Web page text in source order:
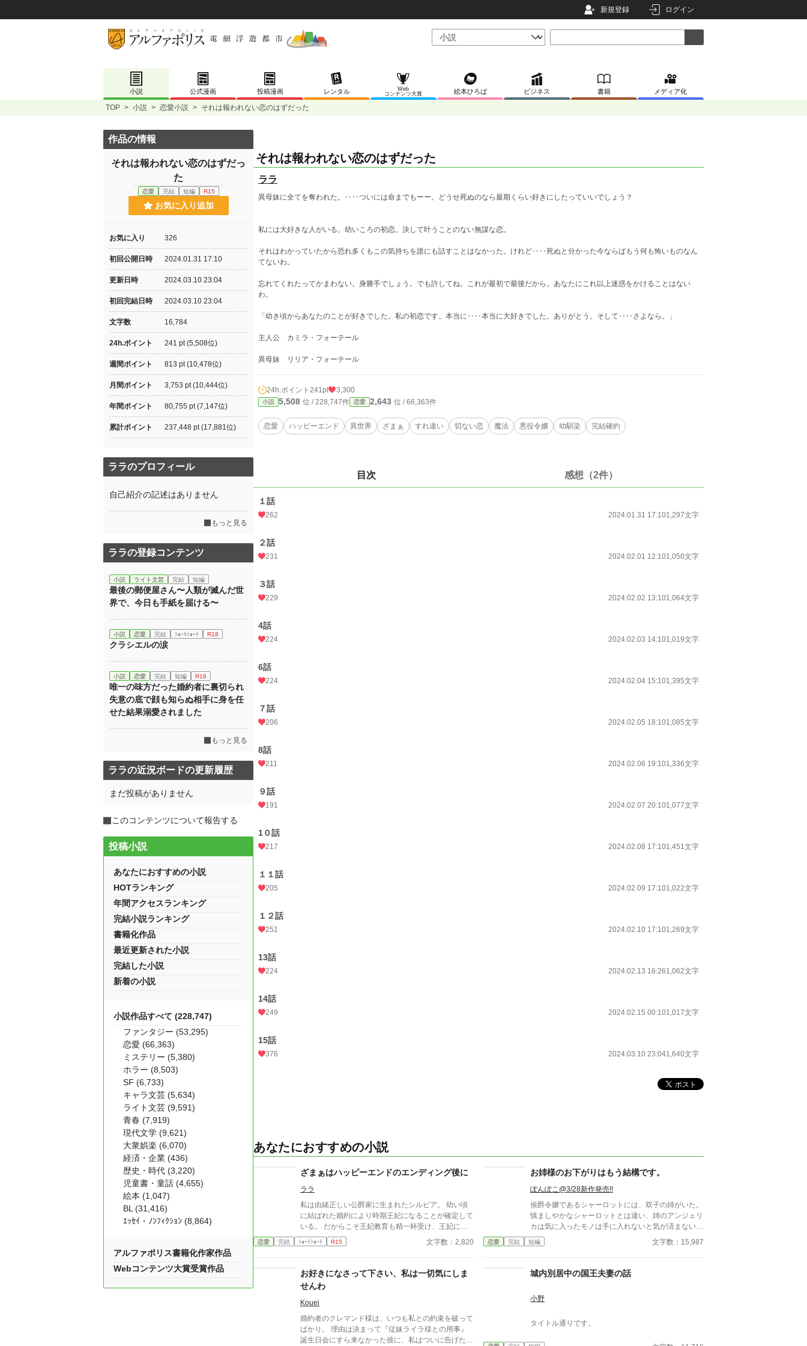
新規登録 ログイン
小説 公式漫画 投稿漫画 レンタル
Web
コンテンツ大賞
絵本ひろば ビジネス 書籍 メディア化
TOP > 小説 > 恋愛小説 > それは報われない恋のはずだった
それは報われない恋のはずだった
ララ
異母妹に全てを奪われた。‥‥ついには命までもーー。どうせ死ぬのなら最期くらい好きにしたっていいでしょう？
私には大好きな人がいる。幼いころの初恋。決して叶うことのない無謀な恋。
それはわかっていたから恐れ多くもこの気持ちを誰にも話すことはなかった。けれど‥‥死ぬと分かった今ならばもう何も怖いものなん
てないわ。
忘れてくれたってかまわない。身勝手でしょう。でも許してね。これが最初で最後だから。あなたにこれ以上迷惑をかけることはない
わ。
「幼き頃からあなたのことが好きでした。私の初恋です。本当に‥‥本当に大好きでした。ありがとう。そして‥‥さよなら。」
主人公 カミラ・フォーテール
異母妹 リリア・フォーテール
24h.ポイント 241pt 3,300
小説 5,508 位 / 228,747件 恋愛 2,643 位 / 66,363件
恋愛 ハッピーエンド 異世界 ざまぁ すれ違い 切ない恋 魔法 悪役令嬢 幼馴染 完結確約
目次 感想（2件）
１話
262 2024.01.31 17:101,297文字
２話
231 2024.02.01 12:101,050文字
３話
229 2024.02.02 13:101,064文字
4話
224 2024.02.03 14:101,019文字
6話
224 2024.02.04 15:101,395文字
７話
206 2024.02.05 18:101,085文字
8話
211 2024.02.06 19:101,336文字
９話
191 2024.02.07 20:101,077文字
1０話
217 2024.02.08 17:101,451文字
１１話
205 2024.02.09 17:101,022文字
１２話
251 2024.02.10 17:101,269文字
13話
224 2024.02.13 16:261,062文字
14話
249 2024.02.15 00:101,017文字
15話
376 2024.03.10 23:041,640文字
あなたにおすすめの小説
ざまぁはハッピーエンドのエンディング後に
ララ
私は由緒正しい公爵家に生まれたシルビア。 幼い頃
に結ばれた婚約により時期王妃になることが確定して
いる。 だからこそ王妃教育も精一杯受け、王妃にふ
さわしい振る舞いと能力を身につけた。 特に婚約者
である王太子は少し？いやかなり頭が足りないのだ。
を支える。 そんな確定した未来であったはずなのに
ある日突然破られた。 学園にピンク色の髪を持つ少
女が現れたからだ。 なんとその子は自身をヒロイ
ン？だとか言って婚約者のいるしかも王族である王太
子に馴れ馴れしく接してきた。 何度かそれを諌める
も聞く耳を持たず挙句の果てには私がいじめてくるだ
なんだ言って王太子に泣きついた。 なんと王太子は
恋愛 完結 ｼｮｰﾄｼｮｰﾄ R15 文字数：2,820
お姉様のお下がりはもう結構です。
ぽんぽこ@3/28新作発売!!
侯爵令嬢であるシャーロットには、双子の姉がいた。
慎ましやかなシャーロットとは違い、姉のアンジェリ
カは気に入ったモノは手に入れないと気が済まない強
欲な性格の持ち主。気に入った男は家に囲い込み、毎
日のように遊び呆けていた。 「王子と婚約したし、
ットに譲ってあげる」 ある日シャーロットは、姉が
屋敷で囲っていた四人の男たちを預かることになって
ていたシャーロットも、今回ばかりは怒りをあらわに
らわたくしは殿下の妻になるのよ？ お古相手に構っ
恋愛 完結 短編 文字数：15,987
お好きになさって下さい、私は一切気にしま
せんわ
Kouei
婚約者のクレマンド様は、いつも私との約束を破って
ばかり。 理由は決まって『従妹ライラ様との用事』
誕生日会にすら来なかった彼に、私はついに告げた。
城内別居中の国王夫妻の話
小野
タイトル通りです。
作品の情報
それは報われない恋のはずだっ
た
恋愛 完結 短編 R15
お気に入り追加
お気に入り 326
初回公開日時 2024.01.31 17:10
更新日時 2024.03.10 23:04
初回完結日時 2024.03.10 23:04
文字数 16,784
24h.ポイント 241 pt (5,508位)
週間ポイント 813 pt (10,478位)
月間ポイント 3,753 pt (10,444位)
年間ポイント 80,755 pt (7,147位)
累計ポイント 237,448 pt (17,881位)
ララのプロフィール
自己紹介の記述はありません
もっと見る
ララの登録コンテンツ
小説 ライト文芸 完結 短編
最後の郵便屋さん〜人類が滅んだ世
界で、今日も手紙を届ける〜
小説 恋愛 完結 ｼｮｰﾄｼｮｰﾄ R18
クラシエルの涙
小説 恋愛 完結 短編 R18
唯一の味方だった婚約者に裏切られ
失意の底で顔も知らぬ相手に身を任
せた結果溺愛されました
もっと見る
ララの近況ボードの更新履歴
まだ投稿がありません
このコンテンツについて報告する
投稿小説
あなたにおすすめの小説
HOTランキング
年間アクセスランキング
完結小説ランキング
書籍化作品
最近更新された小説
完結した小説
新着の小説
小説作品すべて (228,747)
ファンタジー (53,295)
恋愛 (66,363)
ミステリー (5,380)
ホラー (8,503)
SF (6,733)
キャラ文芸 (5,634)
ライト文芸 (9,591)
青春 (7,919)
現代文学 (9,621)
大衆娯楽 (6,070)
経済・企業 (436)
歴史・時代 (3,220)
児童書・童話 (4,655)
絵本 (1,047)
BL (31,416)
ｴｯｾｲ・ﾉﾝﾌｨｸｼｮﾝ (8,864)
アルファポリス書籍化作家作品
Webコンテンツ大賞受賞作品